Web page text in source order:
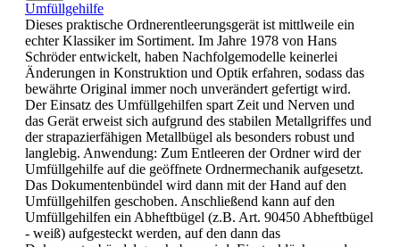
Umfüllgehilfe
Dieses praktische Ordnerentleerungsgerät ist mittlweile ein
echter Klassiker im Sortiment. Im Jahre 1978 von Hans
Schröder entwickelt, haben Nachfolgemodelle keinerlei
Änderungen in Konstruktion und Optik erfahren, sodass das
bewährte Original immer noch unverändert gefertigt wird.
Der Einsatz des Umfüllgehilfen spart Zeit und Nerven und
das Gerät erweist sich aufgrund des stabilen Metallgriffes und
der strapazierfähigen Metallbügel als besonders robust und
langlebig. Anwendung: Zum Entleeren der Ordner wird der
Umfüllgehilfe auf die geöffnete Ordnermechanik aufgesetzt.
Das Dokumentenbündel wird dann mit der Hand auf den
Umfüllgehilfen geschoben. Anschließend kann auf den
Umfüllgehilfen ein Abheftbügel (z.B. Art. 90450 Abheftbügel
- weiß) aufgesteckt werden, auf den dann das